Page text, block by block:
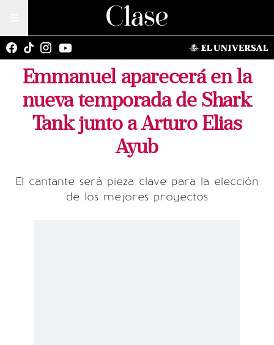
Emmanuel aparecerá en la
nueva temporada de Shark
Tank junto a Arturo Elias
Ayub
El cantante será pieza clave para la elección
de los mejores proyectos